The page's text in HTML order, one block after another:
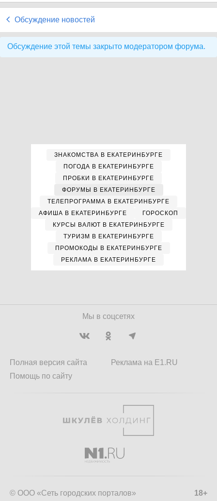
Обсуждение новостей
Обсуждение этой темы закрыто модератором форума.
ЗНАКОМСТВА В ЕКАТЕРИНБУРГЕ
ПОГОДА В ЕКАТЕРИНБУРГЕ
ПРОБКИ В ЕКАТЕРИНБУРГЕ
ФОРУМЫ В ЕКАТЕРИНБУРГЕ
ТЕЛЕПРОГРАММА В ЕКАТЕРИНБУРГЕ
АФИША В ЕКАТЕРИНБУРГЕ
ГОРОСКОП
КУРСЫ ВАЛЮТ В ЕКАТЕРИНБУРГЕ
ТУРИЗМ В ЕКАТЕРИНБУРГЕ
ПРОМОКОДЫ В ЕКАТЕРИНБУРГЕ
РЕКЛАМА В ЕКАТЕРИНБУРГЕ
Мы в соцсетях
Полная версия сайта
Помощь по сайту
Реклама на E1.RU
18+
© ООО «Сеть городских порталов»